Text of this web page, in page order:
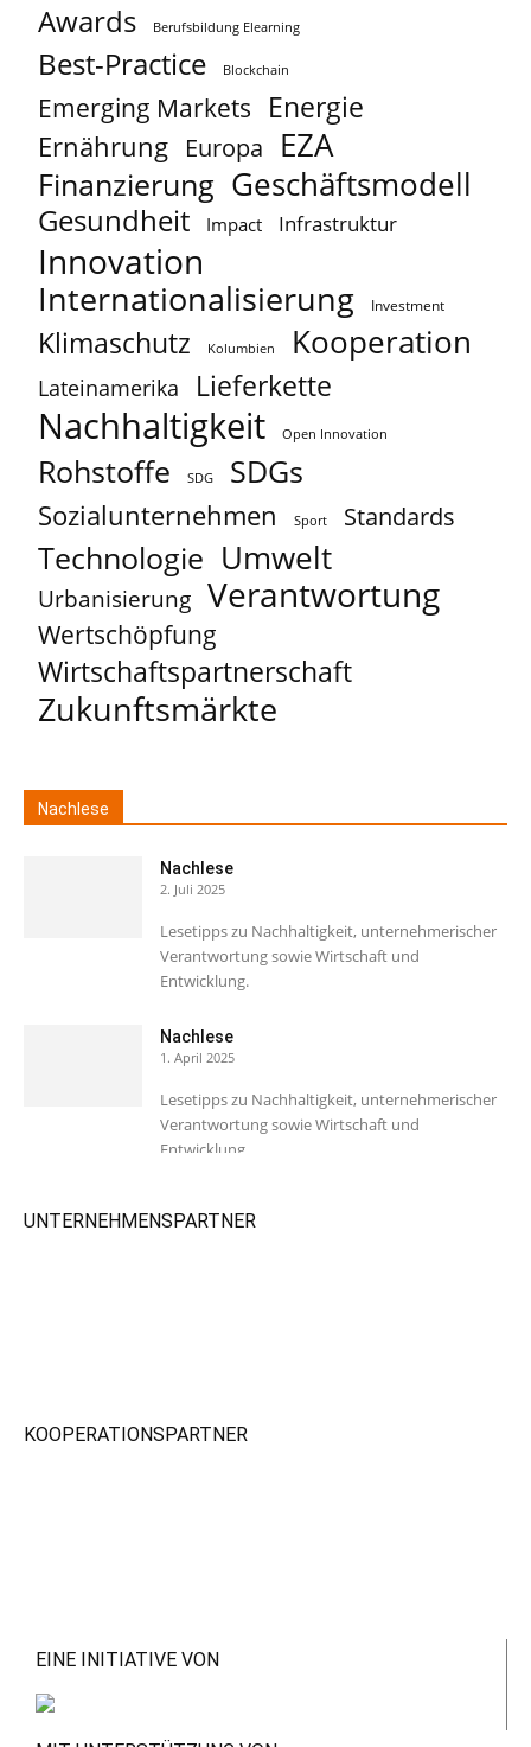
Awards Berufsbildung Elearning
Best-Practice Blockchain
Emerging Markets Energie
Ernährung Europa EZA
Finanzierung Geschäftsmodell
Gesundheit Impact Infrastruktur
Innovation
Internationalisierung Investment
Klimaschutz Kolumbien Kooperation
Lateinamerika Lieferkette
Nachhaltigkeit Open Innovation
Rohstoffe SDG SDGs
Sozialunternehmen Sport Standards
Technologie Umwelt
Urbanisierung Verantwortung
Wertschöpfung
Wirtschaftspartnerschaft
Zukunftsmärkte
Nachlese
Nachlese
2. Juli 2025
Lesetipps zu Nachhaltigkeit, unternehmerischer
Verantwortung sowie Wirtschaft und
Entwicklung.
Nachlese
1. April 2025
Lesetipps zu Nachhaltigkeit, unternehmerischer
Verantwortung sowie Wirtschaft und
Entwicklung.
UNTERNEHMENSPARTNER
KOOPERATIONSPARTNER
EINE INITIATIVE VON